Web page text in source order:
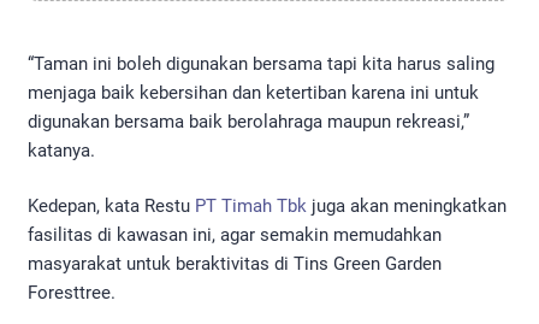
“Taman ini boleh digunakan bersama tapi kita harus saling
menjaga baik kebersihan dan ketertiban karena ini untuk
digunakan bersama baik berolahraga maupun rekreasi,”
katanya.
Kedepan, kata Restu PT Timah Tbk juga akan meningkatkan
fasilitas di kawasan ini, agar semakin memudahkan
masyarakat untuk beraktivitas di Tins Green Garden
Foresttree.